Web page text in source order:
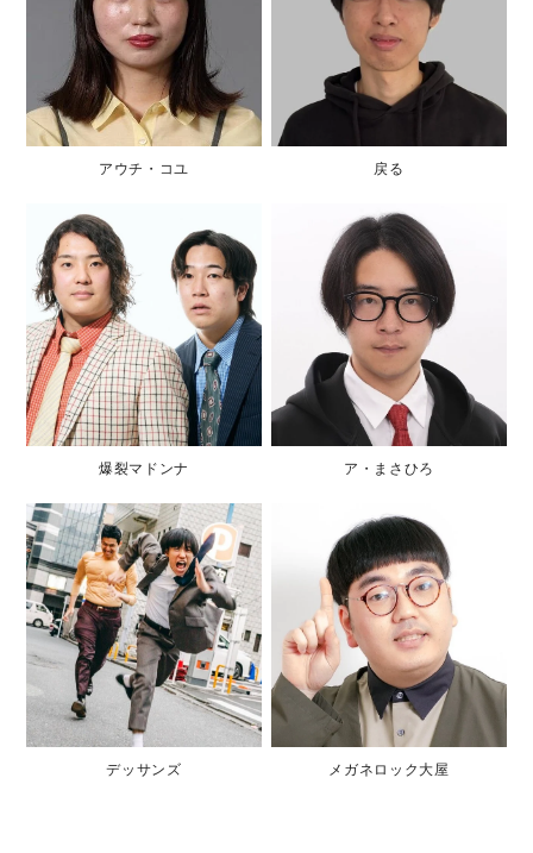
アウチ・コユ 戻る
爆裂マドンナ ア・まさひろ
デッサンズ メガネロック大屋